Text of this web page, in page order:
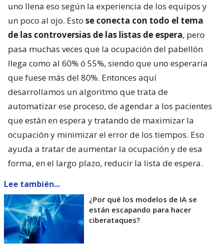
uno llena eso según la experiencia de los equipos y
un poco al ojo. Esto se conecta con todo el tema
de las controversias de las listas de espera, pero
pasa muchas veces que la ocupación del pabellón
llega como al 60% ó 55%, siendo que uno esperaría
que fuese más del 80%. Entonces aquí
desarrollamos un algoritmo que trata de
automatizar ese proceso, de agendar a los pacientes
que están en espera y tratando de maximizar la
ocupación y minimizar el error de los tiempos. Eso
ayuda a tratar de aumentar la ocupación y de esa
forma, en el largo plazo, reducir la lista de espera.
Lee también...
¿Por qué los modelos de IA se
están escapando para hacer
ciberataques?